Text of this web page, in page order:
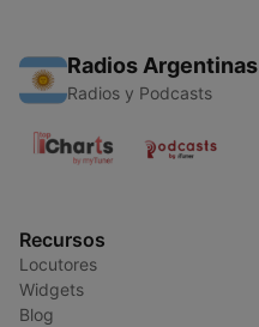
Radios Argentinas
Radios y Podcasts
Recursos
Locutores
Widgets
Blog